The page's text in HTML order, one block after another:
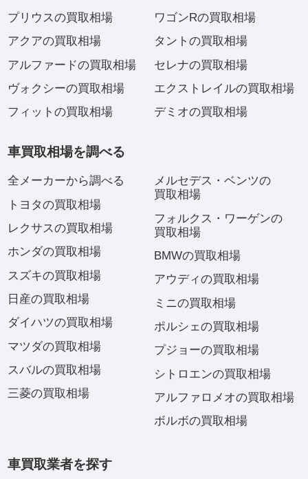
プリウスの買取相場
アクアの買取相場
アルファードの買取相場
ヴォクシーの買取相場
フィットの買取相場
ワゴンRの買取相場
タントの買取相場
セレナの買取相場
エクストレイルの買取相場
デミオの買取相場
車買取相場を調べる
全メーカーから調べる
トヨタの買取相場
レクサスの買取相場
ホンダの買取相場
スズキの買取相場
日産の買取相場
ダイハツの買取相場
マツダの買取相場
スバルの買取相場
三菱の買取相場
メルセデス・ベンツの
買取相場
フォルクス・ワーゲンの
買取相場
BMWの買取相場
アウディの買取相場
ミニの買取相場
ポルシェの買取相場
プジョーの買取相場
シトロエンの買取相場
アルファロメオの買取相場
ボルボの買取相場
車買取業者を探す